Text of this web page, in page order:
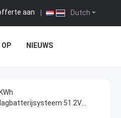
Dutch
aan
NIEUWS
51.2V